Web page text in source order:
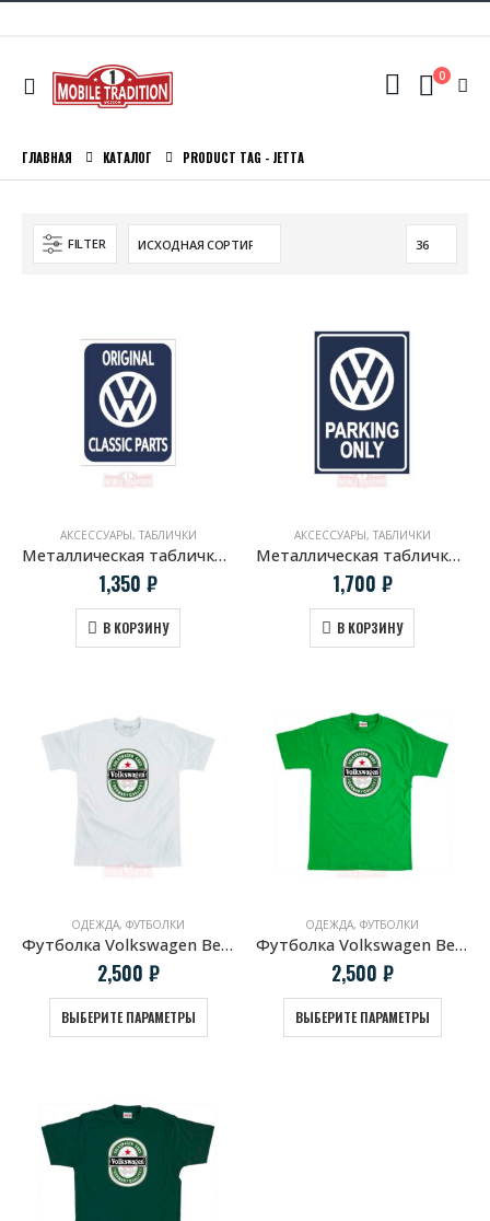
0
ГЛАВНАЯ КАТАЛОГ PRODUCT TAG - JETTA
FILTER
АКСЕССУАРЫ, ТАБЛИЧКИ
Металлическая табличка VW Original Classic Parts
1,350 ₽
В КОРЗИНУ
АКСЕССУАРЫ, ТАБЛИЧКИ
Металлическая табличка VW PARKING ONLY
1,700 ₽
В КОРЗИНУ
ОДЕЖДА, ФУТБОЛКИ
Футболка Volkswagen Beer белая
2,500 ₽
ВЫБЕРИТЕ ПАРАМЕТРЫ
ОДЕЖДА, ФУТБОЛКИ
Футболка Volkswagen Beer зеленая
2,500 ₽
ВЫБЕРИТЕ ПАРАМЕТРЫ